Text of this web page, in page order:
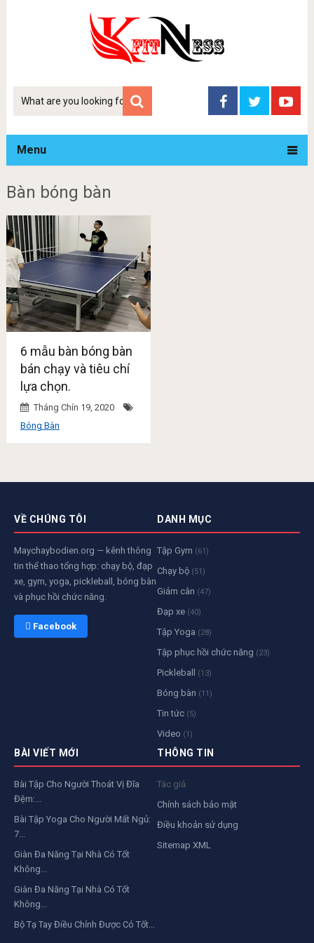
Tim
Menu
Bàn bóng bàn
6 mẫu bàn bóng bàn
bán chạy và tiêu chí
lựa chọn.
Tháng Chín 19, 2020
Bóng Bàn
VỀ CHÚNG TÔI
Maychaybodien.org — kênh thông
tin thể thao tổng hợp: chạy bộ, đạp
xe, gym, yoga, pickleball, bóng bàn
và phục hồi chức năng.
 Facebook
DANH MỤC
Tập Gym (61)
Chạy bộ (51)
Giảm cân (47)
Đạp xe (40)
Tập Yoga (28)
Tập phục hồi chức năng (23)
Pickleball (13)
Bóng bàn (11)
Tin tức (5)
Video (1)
BÀI VIẾT MỚI
Bài Tập Cho Người Thoát Vị Đĩa
Đệm:...
Bài Tập Yoga Cho Người Mất Ngủ:
7...
Giàn Đa Năng Tại Nhà Có Tốt
Không...
Giàn Đa Năng Tại Nhà Có Tốt
Không...
Bộ Tạ Tay Điều Chỉnh Được Có Tốt...
THÔNG TIN
Tác giả
Chính sách bảo mật
Điều khoản sử dụng
Sitemap XML